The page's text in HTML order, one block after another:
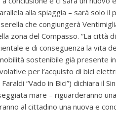
alla spiaggia – sarà solo il
che congiungerà
zona del Compasso. “La città
e di conseguenza la vita
sostenibile già presente
per l’acquisto di bici
“Vado in Bici”) dichiara il
mare – riguarderanno
al cittadino una nuova e